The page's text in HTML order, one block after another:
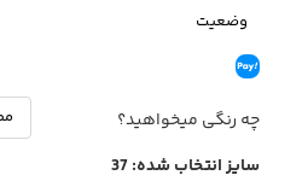
وضعیت
چه رنگی میخواهید؟
سایز انتخاب شده:37